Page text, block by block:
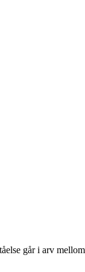
går i arv mellom